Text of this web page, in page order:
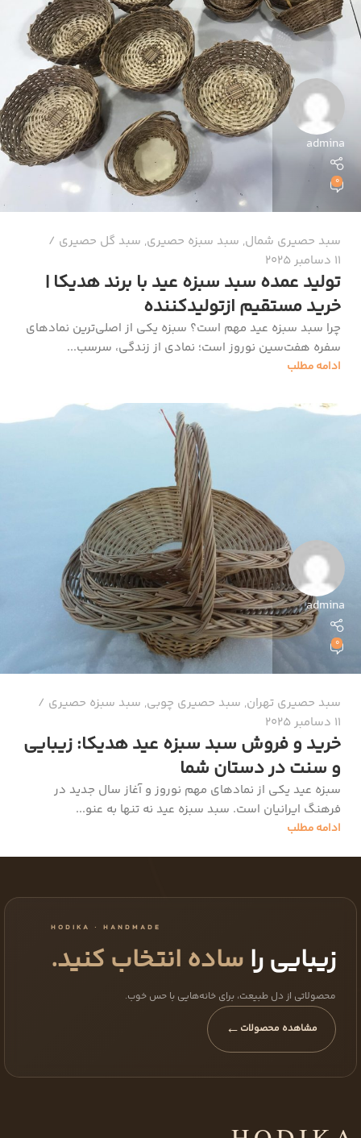
admina
0
سبد حصیری شمال, سبد سبزه حصیری, سبد گل حصیری
11 دسامبر 2025
تولید عمده سبد سبزه عید با برند هدیکا |
خرید مستقیم ازتولیدکننده
چرا سبد سبزه عید مهم است؟ سبزه یکی از اصلی‌ترین نمادهای
سفره هفت‌سین نوروز است؛ نمادی از زندگی، سرسب...
ادامه مطلب
admina
0
سبد حصیری تهران, سبد حصیری چوبی, سبد سبزه حصیری
11 دسامبر 2025
خرید و فروش سبد سبزه عید هدیکا: زیبایی
و سنت در دستان شما
سبزه عید یکی از نمادهای مهم نوروز و آغاز سال جدید در
فرهنگ ایرانیان است. سبد سبزه عید نه تنها به عنو...
ادامه مطلب
HODIKA · HANDMADE
زیبایی را ساده انتخاب کنید.
محصولاتی از دل طبیعت، برای خانه‌هایی با حس خوب.
مشاهده محصولات ←